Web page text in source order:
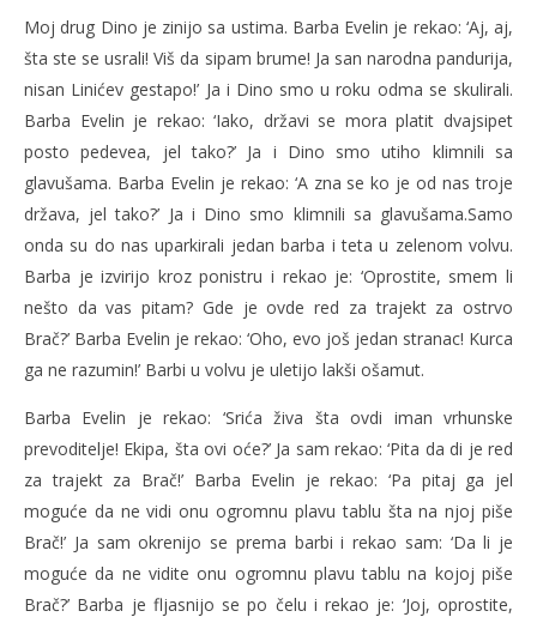
Moj drug Dino je zinijo sa ustima. Barba Evelin je rekao: ‘Aj, aj,
šta ste se usrali! Viš da sipam brume! Ja san narodna pandurija,
nisan Linićev gestapo!’ Ja i Dino smo u roku odma se skulirali.
Barba Evelin je rekao: ‘Iako, državi se mora platit dvajsipet
posto pedevea, jel tako?’ Ja i Dino smo utiho klimnili sa
glavušama. Barba Evelin je rekao: ‘A zna se ko je od nas troje
država, jel tako?’ Ja i Dino smo klimnili sa glavušama.Samo
onda su do nas uparkirali jedan barba i teta u zelenom volvu.
Barba je izvirijo kroz ponistru i rekao je: ‘Oprostite, smem li
nešto da vas pitam? Gde je ovde red za trajekt za ostrvo
Brač?’ Barba Evelin je rekao: ‘Oho, evo još jedan stranac! Kurca
ga ne razumin!’ Barbi u volvu je uletijo lakši ošamut.
Barba Evelin je rekao: ‘Srića živa šta ovdi iman vrhunske
prevoditelje! Ekipa, šta ovi oće?’ Ja sam rekao: ‘Pita da di je red
za trajekt za Brač!’ Barba Evelin je rekao: ‘Pa pitaj ga jel
moguće da ne vidi onu ogromnu plavu tablu šta na njoj piše
Brač!’ Ja sam okrenijo se prema barbi i rekao sam: ‘Da li je
moguće da ne vidite onu ogromnu plavu tablu na kojoj piše
Brač?’ Barba je fljasnijo se po čelu i rekao je: ‘Joj, oprostite,